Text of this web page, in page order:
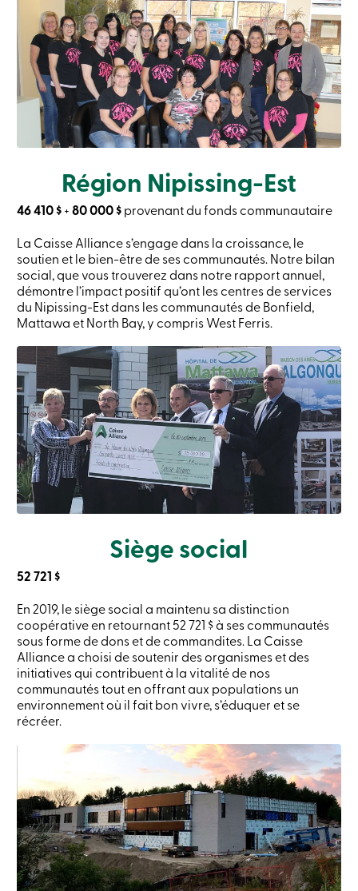
Région Nipissing-Est
46 410 $+80 000 $provenant du fonds communautaire
La Caisse Alliance s’engage dans la croissance, le
soutien et le bien-être de ses communautés. Notre bilan
social, que vous trouverez dans notre rapport annuel,
démontre l’impact positif qu’ont les centres de services
du Nipissing-Est dans les communautés de Bonfield,
Mattawa et North Bay, y compris West Ferris.
Siège social
52 721 $
En 2019, le siège social a maintenu sa distinction
coopérative en retournant 52 721 $ à ses communautés
sous forme de dons et de commandites. La Caisse
Alliance a choisi de soutenir des organismes et des
initiatives qui contribuent à la vitalité de nos
communautés tout en offrant aux populations un
environnement où il fait bon vivre, s’éduquer et se
récréer.